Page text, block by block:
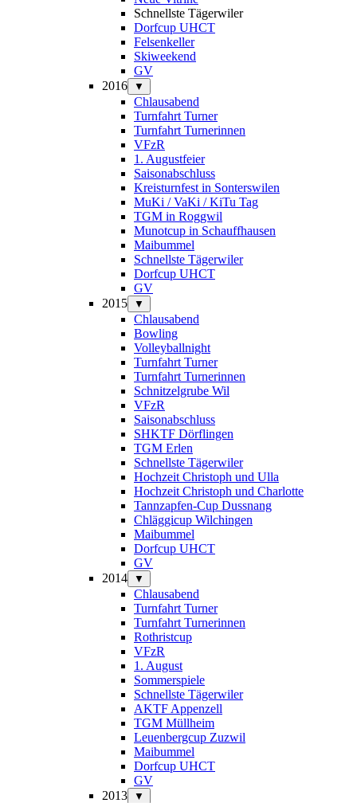
Schnellste Tägerwiler
Dorfcup UHCT
Felsenkeller
Skiweekend
GV
2016
▼
Chlausabend
Turnfahrt Turner
Turnfahrt Turnerinnen
VFzR
1. Augustfeier
Saisonabschluss
Kreisturnfest in Sonterswilen
MuKi / VaKi / KiTu Tag
TGM in Roggwil
Munotcup in Schauffhausen
Maibummel
Schnellste Tägerwiler
Dorfcup UHCT
GV
2015
▼
Chlausabend
Bowling
Volleyballnight
Turnfahrt Turner
Turnfahrt Turnerinnen
Schnitzelgrube Wil
VFzR
Saisonabschluss
SHKTF Dörflingen
TGM Erlen
Schnellste Tägerwiler
Hochzeit Christoph und Ulla
Hochzeit Christoph und Charlotte
Tannzapfen-Cup Dussnang
Chläggicup Wilchingen
Maibummel
Dorfcup UHCT
GV
2014
▼
Chlausabend
Turnfahrt Turner
Turnfahrt Turnerinnen
Rothristcup
VFzR
1. August
Sommerspiele
Schnellste Tägerwiler
AKTF Appenzell
TGM Müllheim
Leuenbergcup Zuzwil
Maibummel
Dorfcup UHCT
GV
2013
▼